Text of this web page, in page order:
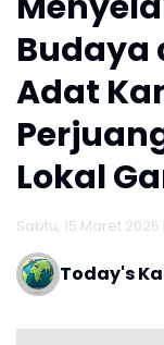
Budaya
Adat
Lokal
Sabtu, 15 Maret 2025
Today's